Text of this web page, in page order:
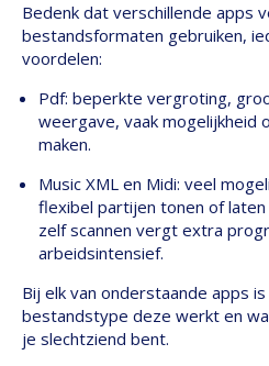
Bedenk dat verschillende apps
bestandsformaten gebruiken,
voordelen:
Pdf: beperkte vergroting,
weergave, vaak mogelijkheid
maken.
Music XML en Midi: veel
flexibel partijen tonen of
zelf scannen vergt extra
arbeidsintensief.
Bij elk van onderstaande apps
bestandstype deze werkt en
je slechtziend bent.